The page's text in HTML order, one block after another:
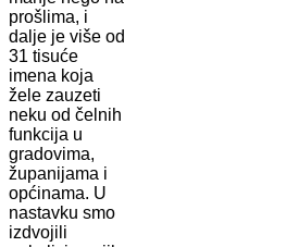
prošlima, i
dalje je više od
31 tisuće
imena koja
žele zauzeti
neku od čelnih
funkcija u
gradovima,
županijama i
općinama. U
nastavku smo
izdvojili